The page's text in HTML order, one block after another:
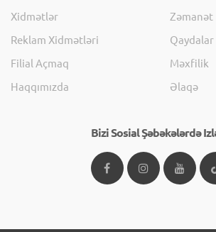
Xidmətlər
Reklam Xidmətləri
Filial Açmaq
Haqqımızda
Zəmanət
Qaydalar
Məxfilik
Əlaqə
Bizi Sosial Şəbəkələrdə